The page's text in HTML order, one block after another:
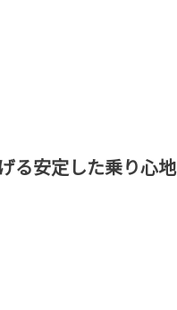
る安定した乗り心地